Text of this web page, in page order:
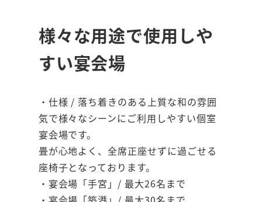
様々な用途で使用しや
すい宴会場
・仕様 / 落ち着きのある上質な和の雰囲
気で様々なシーンにご利用しやすい個室
宴会場です。
畳が心地よく、全席正座せずに過ごせる
座椅子となっております。
・宴会場「手宮」/ 最大26名まで